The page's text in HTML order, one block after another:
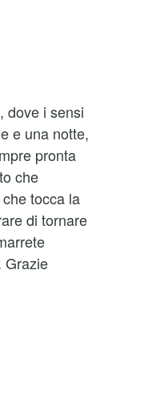
dove i sensi
e una notte,
pronta
che
tocca la
di tornare
Grazie